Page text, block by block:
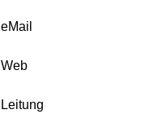
eMail
Web
Leitung